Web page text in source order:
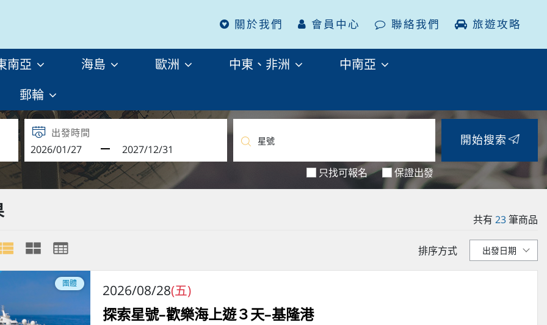
關於我們 會員中心 聯絡我們 旅遊攻略
南亞 海島 歐洲 中東、非洲
中南亞
郵輪
出發時間
只找可報名 保證出發
開始搜索
共有 23筆商品
排序方式
團體 2026/08/28(五)
探索星號–歡樂海上遊３天–基隆港